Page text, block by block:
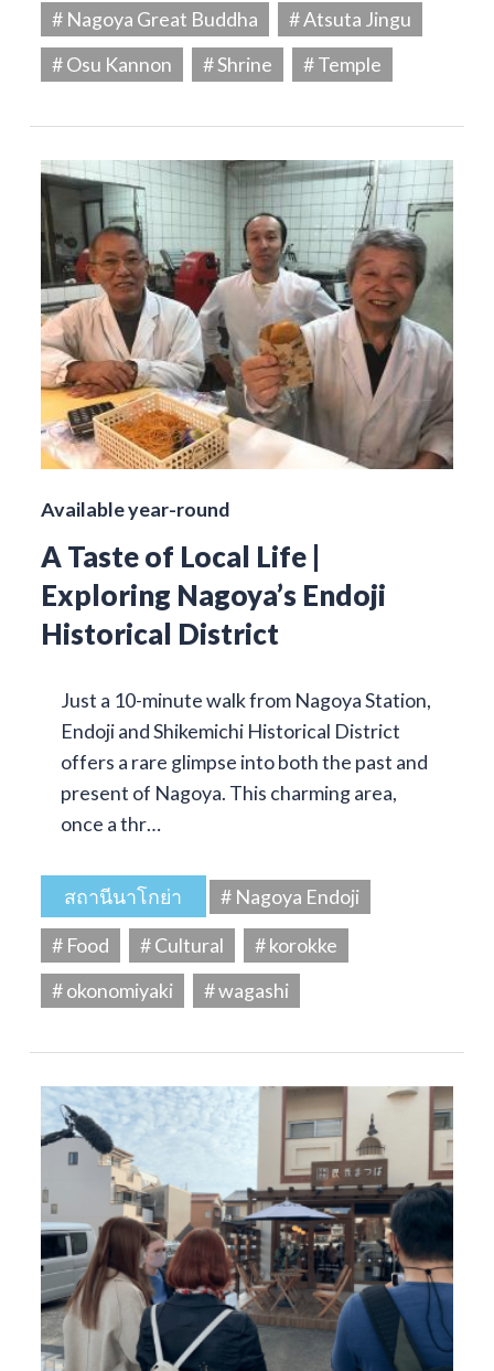
# Nagoya Great Buddha
# Atsuta Jingu
# Osu Kannon
# Shrine # Temple
Available year-round
A Taste of Local Life |
Exploring Nagoya’s Endoji
Historical District
Just a 10-minute walk from Nagoya Station,
Endoji and Shikemichi Historical District
offers a rare glimpse into both the past and
present of Nagoya. This charming area,
once a thr…
สถานีนาโกย่า
# Nagoya Endoji
# Food
# Cultural
# korokke
# okonomiyaki
# wagashi